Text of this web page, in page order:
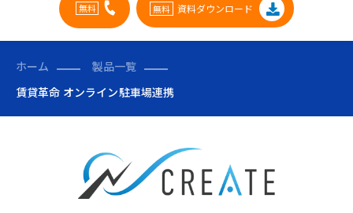
資料ダウンロード
ホーム
製品一覧
賃貸革命 オンライン駐車場連携